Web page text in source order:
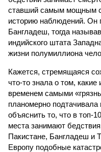
ставший самым мощным
историю наблюдений. Он
Бангладеш, тогда
индийского штата
жизни полумиллиона
Кажется, стремящаяся
что-то знала о том,
временем самыми
планомерно
объяснить то, что в топ-
места занимают
Пакистане, Бангладеш и
Европу подобные